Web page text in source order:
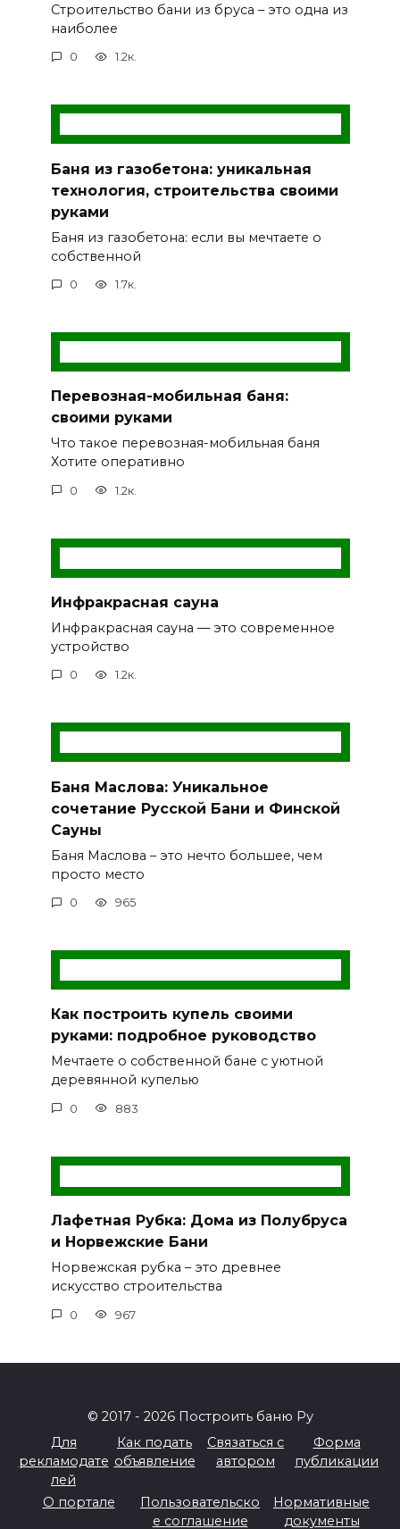
Строительство бани из бруса – это одна из
наиболее
0 1.2к.
Баня из газобетона: уникальная
технология, строительства своими
руками
Баня из газобетона: если вы мечтаете о
собственной
0 1.7к.
Перевозная-мобильная баня:
своими руками
Что такое перевозная-мобильная баня
Хотите оперативно
0 1.2к.
Инфракрасная сауна
Инфракрасная сауна — это современное
устройство
0 1.2к.
Баня Маслова: Уникальное
сочетание Русской Бани и Финской
Сауны
Баня Маслова – это нечто большее, чем
просто место
0 965
Как построить купель своими
руками: подробное руководство
Мечтаете о собственной бане с уютной
деревянной купелью
0 883
Лафетная Рубка: Дома из Полубруса
и Норвежские Бани
Норвежская рубка – это древнее
искусство строительства
0 967
© 2017 - 2026 Построить баню Ру
Для
рекламодате
лей
Как подать
объявление
Связаться с
автором
Форма
публикации
О портале
Пользовательско
е соглашение
Нормативные
документы